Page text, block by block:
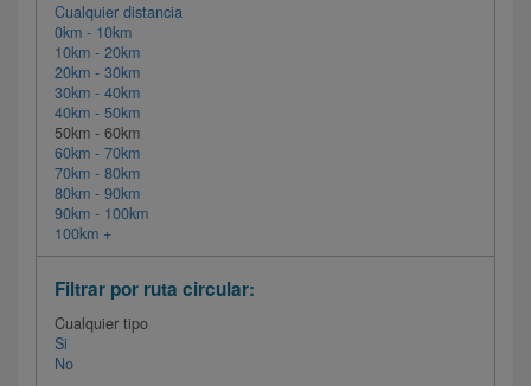
Cualquier distancia
0km - 10km
10km - 20km
20km - 30km
30km - 40km
40km - 50km
50km - 60km
60km - 70km
70km - 80km
80km - 90km
90km - 100km
100km +
Filtrar por ruta circular:
Cualquier tipo
Si
No